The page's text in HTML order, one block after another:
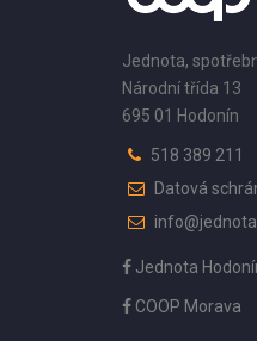
Jednota,
Národní třída 13
695 01 Hodonín
518 389 211
Datová
Jednota
COOP Morava